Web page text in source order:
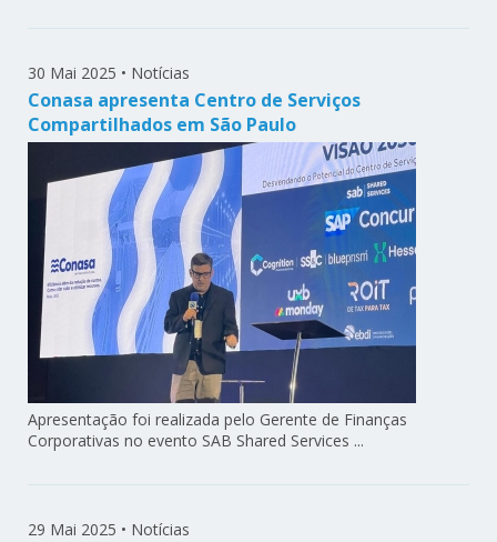
30 Mai 2025 • Notícias
Conasa apresenta Centro de Serviços
Compartilhados em São Paulo
Apresentação foi realizada pelo Gerente de Finanças
Corporativas no evento SAB Shared Services ...
29 Mai 2025 • Notícias